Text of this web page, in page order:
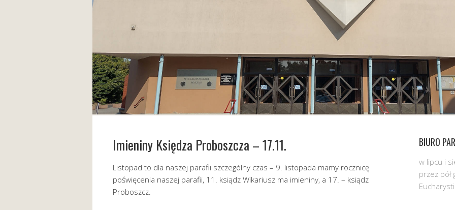
Imieniny Księdza Proboszcza – 17.11.
Listopad to dla naszej parafii szczególny czas – 9. listopada mamy rocznicę
poświęcenia naszej parafii, 11. ksiądz Wikariusz ma imieniny, a 17. – ksiądz
Proboszcz.
BIURO
w lipcu i
przez
Eucharystii